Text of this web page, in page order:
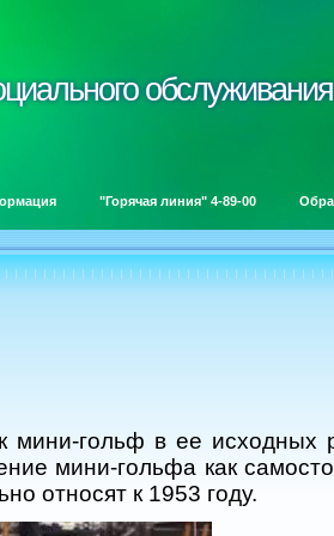
"Горячая линия" 4-89-00
гольф в ее исходных
мини-гольфа как
относят к 1953 году.